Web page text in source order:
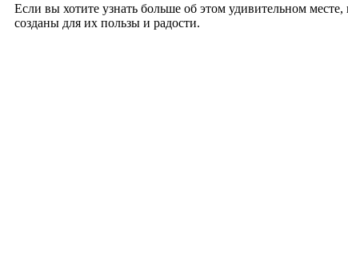
Если вы хотите узнать больше об этом удивительном
созданы для их пользы и радости.